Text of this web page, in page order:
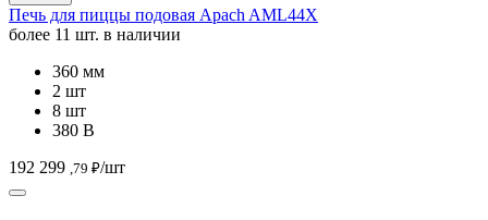
Печь для пиццы подовая Apach AML44X
более 11 шт. в наличии
360 мм
2 шт
8 шт
380 В
192 299 ,79 ₽/шт